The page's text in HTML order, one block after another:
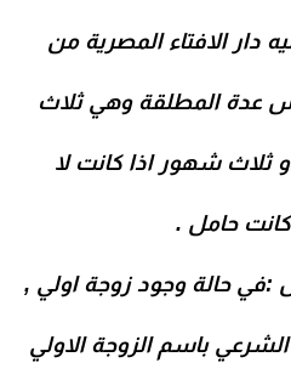
دار الافتاء المصرية من
عدة المطلقة وهي ثلاث
ثلاث شهور اذا كانت لا
حامل .
:في حالة وجود زوجة اولي ,
باسم الزوجة الاولي